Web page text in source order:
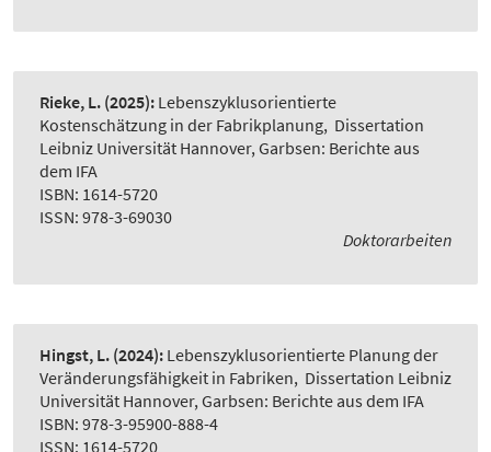
Rieke, L. (2025): Lebenszyklusorientierte
Kostenschätzung in der Fabrikplanung, Dissertation
Leibniz Universität Hannover, Garbsen: Berichte aus
dem IFA
ISBN: 1614-5720
ISSN: 978-3-69030
Doktorarbeiten
Hingst, L. (2024): Lebenszyklusorientierte Planung der
Veränderungsfähigkeit in Fabriken, Dissertation Leibniz
Universität Hannover, Garbsen: Berichte aus dem IFA
ISBN: 978-3-95900-888-4
ISSN: 1614-5720